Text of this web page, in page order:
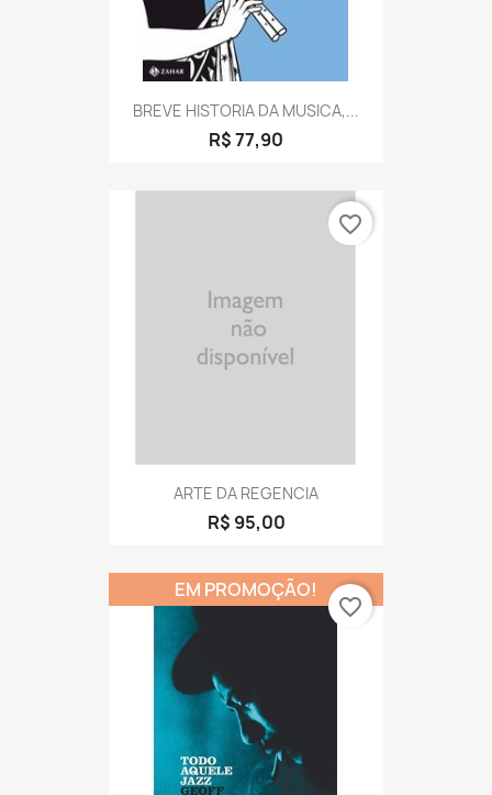
BREVE HISTORIA DA MUSICA,...
R$ 77,90
ARTE DA REGENCIA
R$ 95,00
favorite_border
EM PROMOÇÃO!
favorite_border